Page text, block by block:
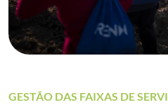
GESTÃO DAS FAIXAS DE